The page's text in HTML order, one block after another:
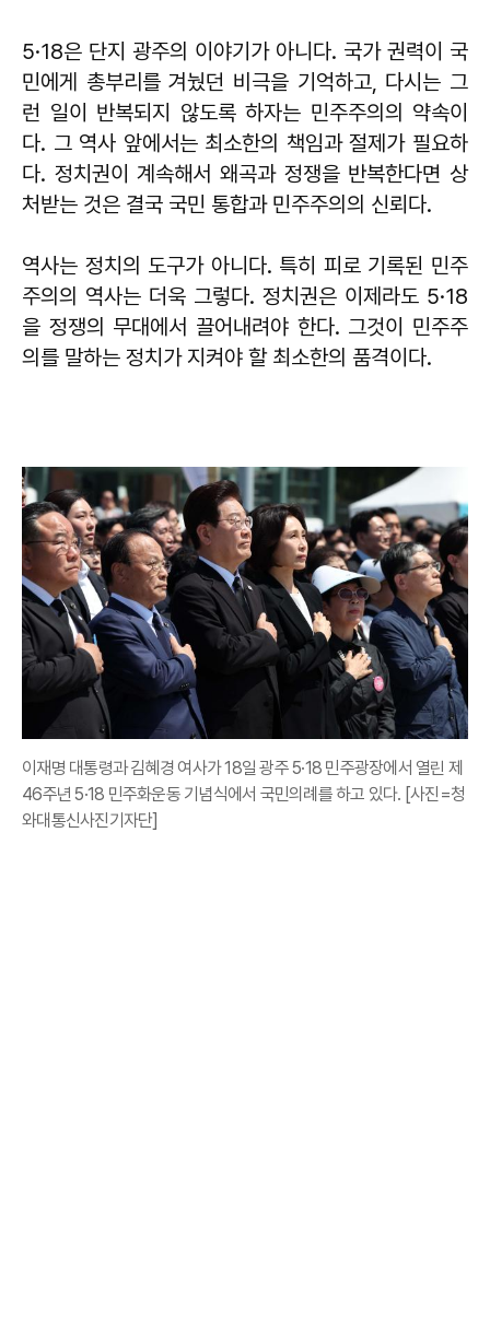
5·18은 단지 광주의 이야기가 아니다. 국가 권력이 국
민에게 총부리를 겨눴던 비극을 기억하고, 다시는 그
런 일이 반복되지 않도록 하자는 민주주의의 약속이
다. 그 역사 앞에서는 최소한의 책임과 절제가 필요하
다. 정치권이 계속해서 왜곡과 정쟁을 반복한다면 상
처받는 것은 결국 국민 통합과 민주주의의 신뢰다.
역사는 정치의 도구가 아니다. 특히 피로 기록된 민주
주의의 역사는 더욱 그렇다. 정치권은 이제라도 5·18
을 정쟁의 무대에서 끌어내려야 한다. 그것이 민주주
의를 말하는 정치가 지켜야 할 최소한의 품격이다.
이재명 대통령과 김혜경 여사가 18일 광주 5·18 민주광장에서 열린 제
46주년 5·18 민주화운동 기념식에서 국민의례를 하고 있다. [사진=청
와대통신사진기자단]